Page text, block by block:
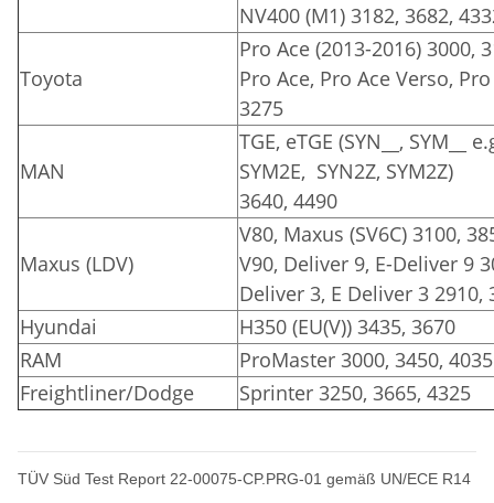
NV400 (M1) 3182, 3682,
Toyota
Pro Ace (2013-2016) 3000,
Pro Ace, Pro Ace Verso,
3275
MAN
TGE, eTGE (SYN__, SYM__
SYM2E, SYN2Z, SYM2Z)
3640, 4490
Maxus (LDV)
V80, Maxus (SV6C) 3100,
V90, Deliver 9, E-Deliver 9
Deliver 3, E Deliver 3 2910,
Hyundai
H350 (EU(V)) 3435, 3670
RAM
ProMaster 3000, 3450, 4035
Freightliner/Dodge
Sprinter 3250, 3665, 4325
TÜV Süd Test Report 22-00075-CP.PRG-01 gemäß UN/ECE R14